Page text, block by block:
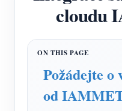
WiFi Power
IAMMETER
cloudu
Požádejte
od